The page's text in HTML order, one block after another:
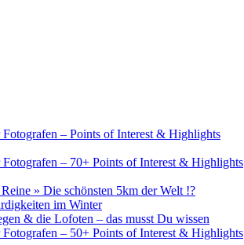
– Points of Interest & Highlights
– 70+ Points of Interest & Highlights
» Die schönsten 5km der Welt !?
im Winter
& die Lofoten – das musst Du wissen
– 50+ Points of Interest & Highlights